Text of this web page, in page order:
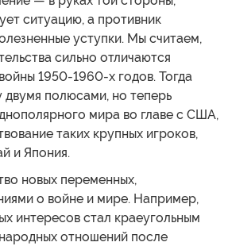
ситуацию, а противник
уступки. Мы считаем,
сильно отличаются
1950-1960-х годов. Тогда
двумя полюсами, но теперь
мира во главе с США,
таких крупных игроков,
и Япония.
новых переменных,
о войне и мире. Например,
интересов стал краеугольным
отношений после